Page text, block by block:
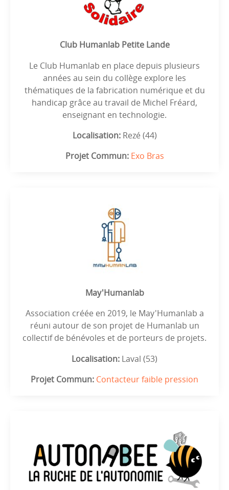
Club Humanlab Petite Lande
Le Club Humanlab en place depuis plusieurs
années au sein du collège explore les
thématiques de la fabrication numérique et du
handicap grâce au travail de Michel Fréard,
enseignant en technologie.
Localisation: Rezé (44)
Projet Commun: Exo Bras
May'Humanlab
Association créée en 2019, le May'Humanlab a
réuni autour de son projet de Humanlab un
collectif de bénévoles et de porteurs de projets.
Localisation: Laval (53)
Projet Commun: Contacteur faible pression